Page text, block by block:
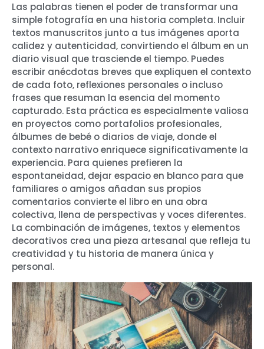
Las palabras tienen el poder de transformar una
simple fotografía en una historia completa. Incluir
textos manuscritos junto a tus imágenes aporta
calidez y autenticidad, convirtiendo el álbum en un
diario visual que trasciende el tiempo. Puedes
escribir anécdotas breves que expliquen el contexto
de cada foto, reflexiones personales o incluso
frases que resuman la esencia del momento
capturado. Esta práctica es especialmente valiosa
en proyectos como portafolios profesionales,
álbumes de bebé o diarios de viaje, donde el
contexto narrativo enriquece significativamente la
experiencia. Para quienes prefieren la
espontaneidad, dejar espacio en blanco para que
familiares o amigos añadan sus propios
comentarios convierte el libro en una obra
colectiva, llena de perspectivas y voces diferentes.
La combinación de imágenes, textos y elementos
decorativos crea una pieza artesanal que refleja tu
creatividad y tu historia de manera única y
personal.